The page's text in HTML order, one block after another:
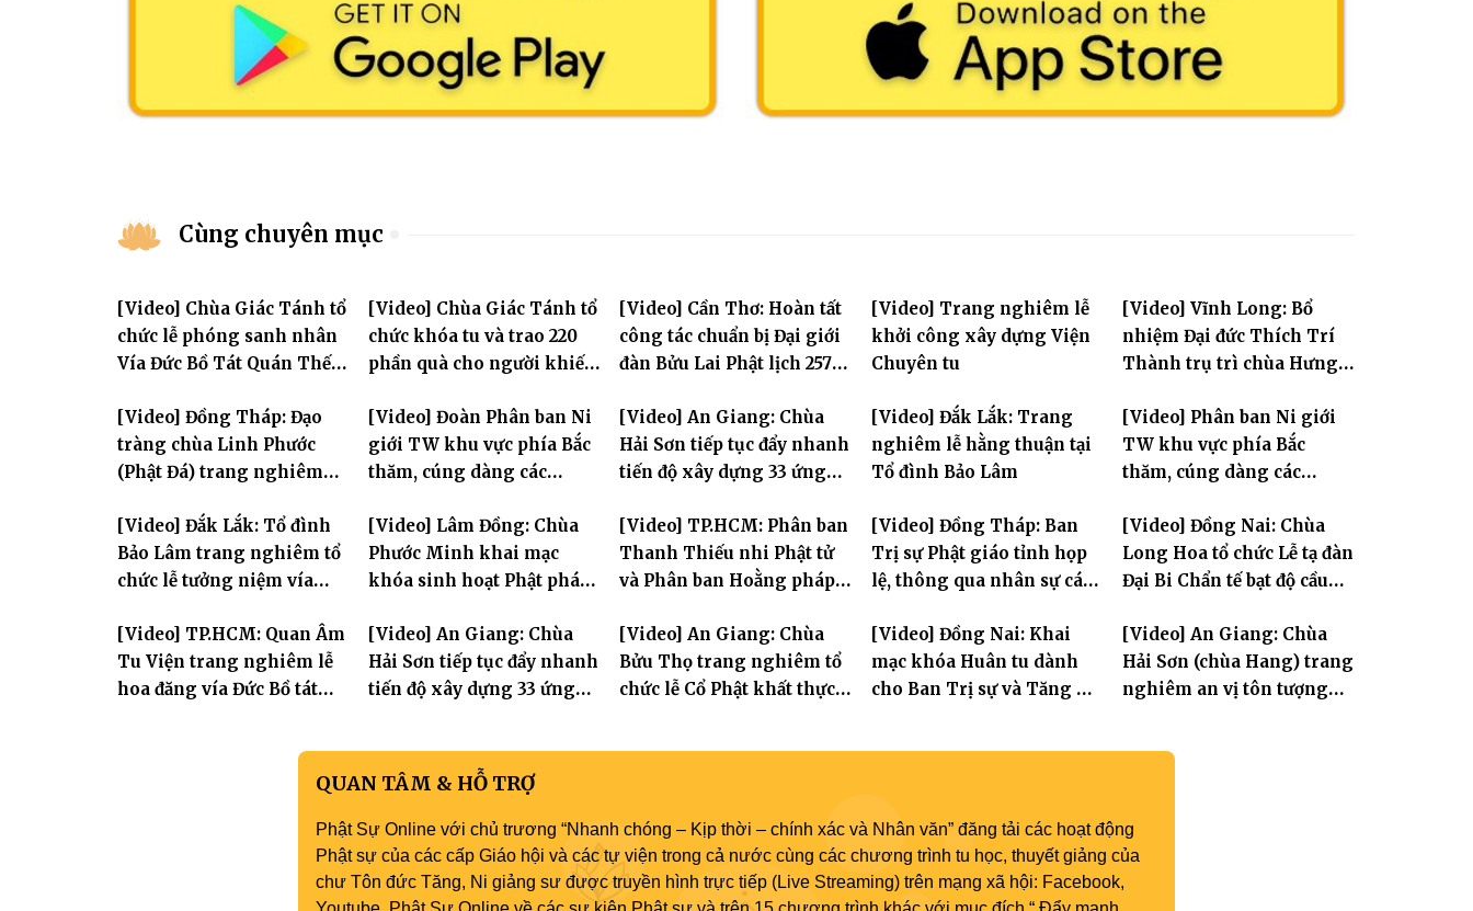
Cùng chuyên mục
[Video] Chùa Giác Tánh tổ
chức lễ phóng sanh nhân
Vía Đức Bồ Tát Quán Thế
[Video] Chùa Giác Tánh tổ
chức khóa tu và trao 220
phần quà cho người khiếm
[Video] Cần Thơ: Hoàn tất
công tác chuẩn bị Đại giới
đàn Bửu Lai Phật lịch 2570,
đăng đàn cầu giới
[Video] Trang nghiêm lễ
khởi công xây dựng Viện
Chuyên tu
[Video] Vĩnh Long: Bổ
nhiệm Đại đức Thích Trí
Thành trụ trì chùa Hưng
[Video] Đồng Tháp: Đạo
tràng chùa Linh Phước
(Phật Đá) trang nghiêm
Hòa thượng Thích Nhuận
Sanh lần thứ 11
[Video] Đoàn Phân ban Ni
giới TW khu vực phía Bắc
thăm, cúng dàng các
mùa an cư PL.2570
[Video] An Giang: Chùa
Hải Sơn tiếp tục đẩy nhanh
tiến độ xây dựng 33 ứng
Âm
[Video] Đắk Lắk: Trang
nghiêm lễ hằng thuận tại
Tổ đình Bảo Lâm
[Video] Phân ban Ni giới
TW khu vực phía Bắc
thăm, cúng dàng các
Yên và thành phố Hải
Phòng
[Video] Đắk Lắk: Tổ đình
Bảo Lâm trang nghiêm tổ
chức lễ tưởng niệm vía
thành đạo và lễ Quy y Tam
bảo
[Video] Lâm Đồng: Chùa
Phước Minh khai mạc
khóa sinh hoạt Phật pháp
tay con" lần II
[Video] TP.HCM: Phân ban
Thanh Thiếu nhi Phật tử
và Phân ban Hoằng pháp
kết công tác Phật sự nhiệm
kỳ IX (2022 – 2027)
[Video] Đồng Tháp: Ban
Trị sự Phật giáo tỉnh họp
lệ, thông qua nhân sự các
[Video] Đồng Nai: Chùa
Long Hoa tổ chức Lễ tạ đàn
Đại Bi Chẩn tế bạt độ cầu
[Video] TP.HCM: Quan Âm
Tu Viện trang nghiêm lễ
hoa đăng vía Đức Bồ tát
[Video] An Giang: Chùa
Hải Sơn tiếp tục đẩy nhanh
tiến độ xây dựng 33 ứng
[Video] An Giang: Chùa
Bửu Thọ trang nghiêm tổ
chức lễ Cổ Phật khất thực
[Video] Đồng Nai: Khai
mạc khóa Huân tu dành
cho Ban Trị sự và Tăng Ni
[Video] An Giang: Chùa
Hải Sơn (chùa Hang) trang
nghiêm an vị tôn tượng
QUAN TÂM & HỖ TRỢ
Phật Sự Online với chủ trương “Nhanh chóng – Kịp thời – chính xác và Nhân văn” đăng tải các hoạt động
Phật sự của các cấp Giáo hội và các tự viện trong cả nước cùng các chương trình tu học, thuyết giảng của
chư Tôn đức Tăng, Ni giảng sư được truyền hình trực tiếp (Live Streaming) trên mạng xã hội: Facebook,